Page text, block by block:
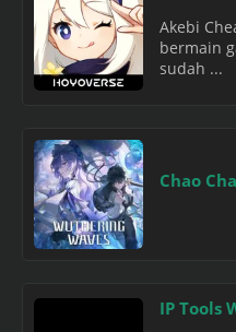
Akebi
bermain
sudah ...
Chao
IP Tools